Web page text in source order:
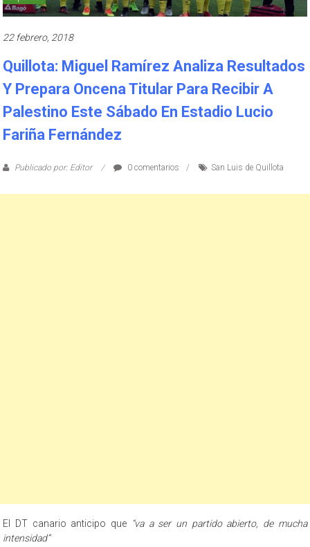
22 febrero, 2018
Quillota: Miguel Ramírez Analiza Resultados
Y Prepara Oncena Titular Para Recibir A
Palestino Este Sábado En Estadio Lucio
Fariña Fernández
Publicado por: Editor 0 comentarios San Luis de Quillota
El DT canario anticipo que “va a ser un partido abierto, de mucha
intensidad”